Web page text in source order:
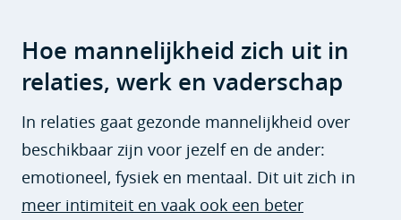
Hoe mannelijkheid zich uit in
relaties, werk en vaderschap
In relaties gaat gezonde mannelijkheid over
beschikbaar zijn voor jezelf en de ander:
emotioneel, fysiek en mentaal. Dit uit zich in
meer intimiteit en vaak ook een beter